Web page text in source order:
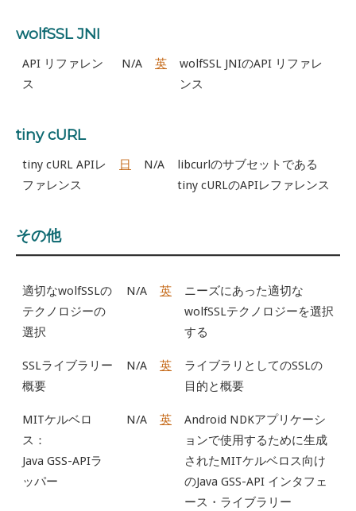
wolfSSL JNI
API リファレン
ス
N/A 英
wolfSSL JNIのAPI リファレ
ンス
tiny cURL
tiny cURL APIレ
ファレンス
日 N/A
libcurlのサブセットである
tiny cURLのAPIレファレンス
その他
適切なwolfSSLの
テクノロジーの
選択
N/A 英
ニーズにあった適切な
wolfSSLテクノロジーを選択
する
SSLライブラリー
概要
N/A 英
ライブラリとしてのSSLの
目的と概要
MITケルベロ
ス：
Java GSS-APIラ
ッパー
N/A 英
Android NDKアプリケーシ
ョンで使用するために生成
されたMITケルベロス向け
のJava GSS-API インタフェ
ース・ライブラリー